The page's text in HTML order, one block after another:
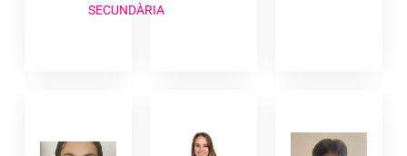
SECUNDÀRIA